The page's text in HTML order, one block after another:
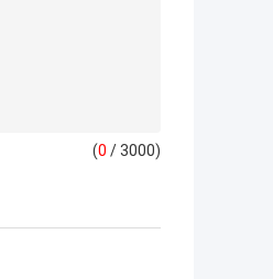
(0 / 3000)